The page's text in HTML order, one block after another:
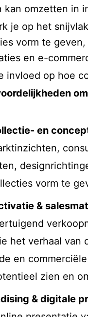
kan omzetten in
je op het
vorm te
en e-
invloed op hoe
en
vorm te
&
het verhaal van
en
zien en
& digitale